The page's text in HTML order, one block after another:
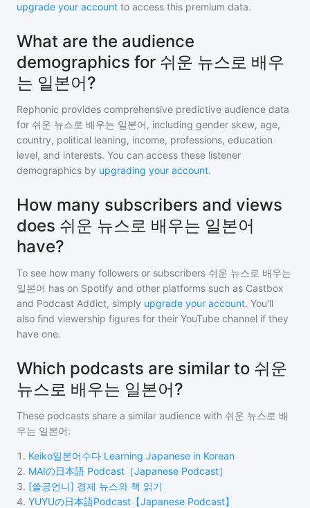
upgrade your account to access this premium data.
What are the audience
demographics for 쉬운 뉴스로 배우
는 일본어?
Rephonic provides comprehensive predictive audience data
for 쉬운 뉴스로 배우는 일본어, including gender skew, age,
country, political leaning, income, professions, education
level, and interests. You can access these listener
demographics by upgrading your account.
How many subscribers and views
does 쉬운 뉴스로 배우는 일본어
have?
To see how many followers or subscribers 쉬운 뉴스로 배우는
일본어 has on Spotify and other platforms such as Castbox
and Podcast Addict, simply upgrade your account. You'll
also find viewership figures for their YouTube channel if they
have one.
Which podcasts are similar to 쉬운
뉴스로 배우는 일본어?
These podcasts share a similar audience with 쉬운 뉴스로 배
우는 일본어:
1 . Keiko일본어수다 Learning Japanese in Korean
2. MAIの日本語 Podcast［Japanese Podcast］
3. [쓸공언니] 경제 뉴스와 책 읽기
4. YUYUの日本語Podcast【Japanese Podcast】